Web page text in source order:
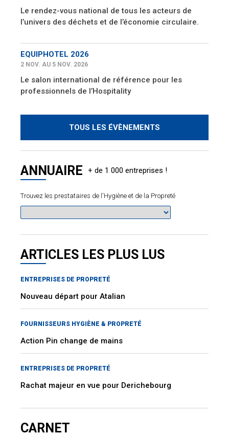
Le rendez-vous national de tous les acteurs de
l’univers des déchets et de l’économie circulaire.
EQUIPHOTEL 2026
2 NOV. AU 5 NOV. 2026
Le salon international de référence pour les
professionnels de l’Hospitality
TOUS LES ÉVÈNEMENTS
ANNUAIRE
Trouvez les prestataires de l'Hygiène et de la Propreté
ARTICLES LES PLUS LUS
ENTREPRISES DE PROPRETÉ
Nouveau départ pour Atalian
FOURNISSEURS HYGIÈNE & PROPRETÉ
Action Pin change de mains
ENTREPRISES DE PROPRETÉ
Rachat majeur en vue pour Derichebourg
CARNET